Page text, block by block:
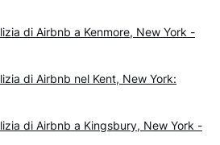
di Airbnb a Kenmore, New York -
di Airbnb nel Kent, New York:
di Airbnb a Kingsbury, New York -